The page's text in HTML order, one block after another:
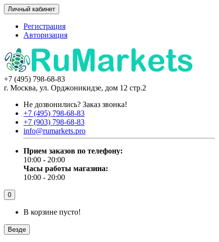
Личный кабинет
Регистрация
Авторизация
+7 (495) 798-68-83
г. Москва, ул. Орджоникидзе, дом 12 стр.2
Не дозвонились? Заказ звонка!
+7 (495) 798-68-83
+7 (903) 798-68-83
info@rumarkets.pro
Прием заказов по телефону:
10:00 - 20:00
Часы работы магазина:
10:00 - 20:00
0
В корзине пусто!
Везде